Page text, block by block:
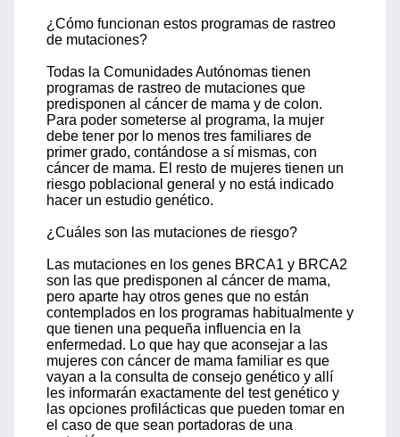
¿Cómo funcionan estos programas de rastreo
de mutaciones?
Todas la Comunidades Autónomas tienen
programas de rastreo de mutaciones que
predisponen al cáncer de mama y de colon.
Para poder someterse al programa, la mujer
debe tener por lo menos tres familiares de
primer grado, contándose a sí mismas, con
cáncer de mama. El resto de mujeres tienen un
riesgo poblacional general y no está indicado
hacer un estudio genético.
¿Cuáles son las mutaciones de riesgo?
Las mutaciones en los genes BRCA1 y BRCA2
son las que predisponen al cáncer de mama,
pero aparte hay otros genes que no están
contemplados en los programas habitualmente y
que tienen una pequeña influencia en la
enfermedad. Lo que hay que aconsejar a las
mujeres con cáncer de mama familiar es que
vayan a la consulta de consejo genético y allí
les informarán exactamente del test genético y
las opciones profilácticas que pueden tomar en
el caso de que sean portadoras de una